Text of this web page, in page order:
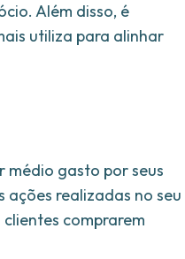
Além disso, é
utiliza para alinhar
médio gasto por seus
ações realizadas no seu
comprarem